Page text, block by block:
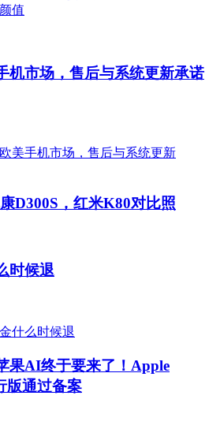
机市场，售后与系统更新承诺
D300S，红米K80对比照
时候退
果AI终于要来了！Apple
版通过备案